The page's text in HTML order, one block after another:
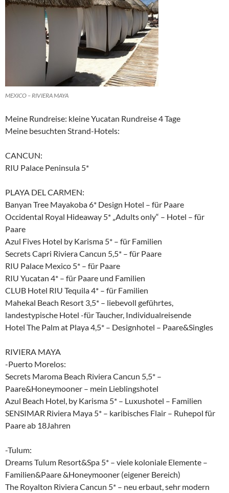
MEXICO – RIVIERA MAYA
Meine Rundreise: kleine Yucatan Rundreise 4 Tage
Meine besuchten Strand-Hotels:
CANCUN:
RIU Palace Peninsula 5*
PLAYA DEL CARMEN:
Banyan Tree Mayakoba 6* Design Hotel – für Paare
Occidental Royal Hideaway 5* „Adults only“ – Hotel – für
Paare
Azul Fives Hotel by Karisma 5* – für Familien
Secrets Capri Riviera Cancun 5,5* – für Paare
RIU Palace Mexico 5* – für Paare
RIU Yucatan 4* – für Paare und Familien
CLUB Hotel RIU Tequila 4* – für Familien
Mahekal Beach Resort 3,5* – liebevoll geführtes,
landestypische Hotel -für Taucher, Individualreisende
Hotel The Palm at Playa 4,5* – Designhotel – Paare&Singles
RIVIERA MAYA
-Puerto Morelos:
Secrets Maroma Beach Riviera Cancun 5,5* –
Paare&Honeymooner – mein Lieblingshotel
Azul Beach Hotel, by Karisma 5* – Luxushotel – Familien
SENSIMAR Riviera Maya 5* – karibisches Flair – Ruhepol für
Paare ab 18Jahren
-Tulum:
Dreams Tulum Resort&Spa 5* – viele koloniale Elemente –
Familien&Paare &Honeymooner (eigener Bereich)
The Royalton Riviera Cancun 5* – neu erbaut, sehr modern